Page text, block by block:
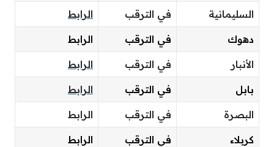
السليمانية في الترقب الرابط
دهوك في الترقب الرابط
الأنبار في الترقب الرابط
بابل في الترقب الرابط
البصرة في الترقب الرابط
كربلاء في الترقب الرابط